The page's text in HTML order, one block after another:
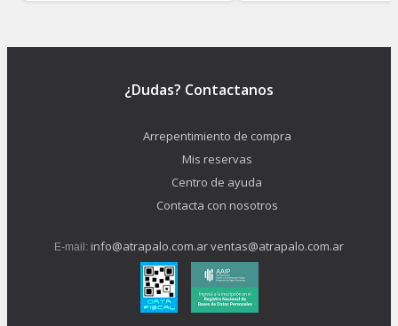
¿Dudas? Contactanos
Arrepentimiento de compra
Mis reservas
Centro de ayuda
Contacta con nosotros
E-mail: info@atrapalo.com.arventas@atrapalo.com.ar